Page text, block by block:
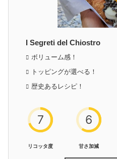
I Segreti del Chiostro
ボリューム感！
トッピングが選べる！
歴史あるレシピ！
7
リコッタ度
6
甘さ加減